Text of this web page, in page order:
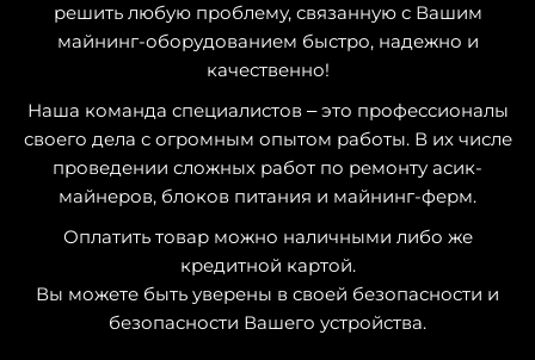
решить любую проблему, связанную с Вашим
майнинг-оборудованием быстро, надежно и
качественно!
Наша команда специалистов – это профессионалы
своего дела с огромным опытом работы. В их числе
проведении сложных работ по ремонту асик-
майнеров, блоков питания и майнинг-ферм.
Оплатить товар можно наличными либо же
кредитной картой.
Вы можете быть уверены в своей безопасности и
безопасности Вашего устройства.